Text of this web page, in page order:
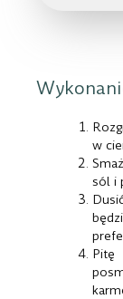
w
sól i
Pitę